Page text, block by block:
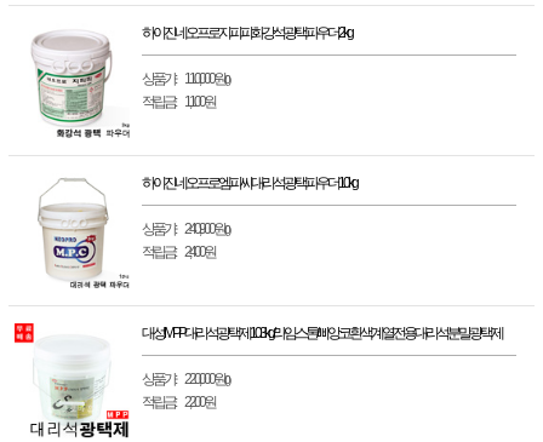
하이진 네오프로 지피피 화강석 광택 파우더 2kg
상품가 : 110,000원(0)
적립금 : 1,100원
하이진 네오프로 엠피씨 대리석 광택 파우더 10kg
상품가 : 240,900원(0)
적립금 : 2,400원
대성 MPP 대리석 광택제 10.3kg/라임스톤/삐앙코 흰색계열 전용 대리석 분말 광택제
상품가 : 220,000원(0)
적립금 : 2,200원